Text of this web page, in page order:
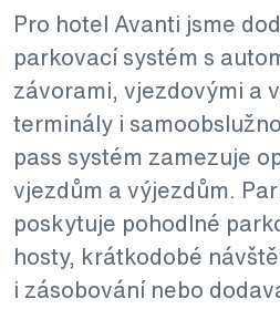
Pro hotel Avanti jsme
parkovací systém s
závorami, vjezdovými a
terminály i
pass systém zamezuje
vjezdům a výjezdům.
poskytuje pohodlné
hosty, krátkodobé
i zásobování nebo